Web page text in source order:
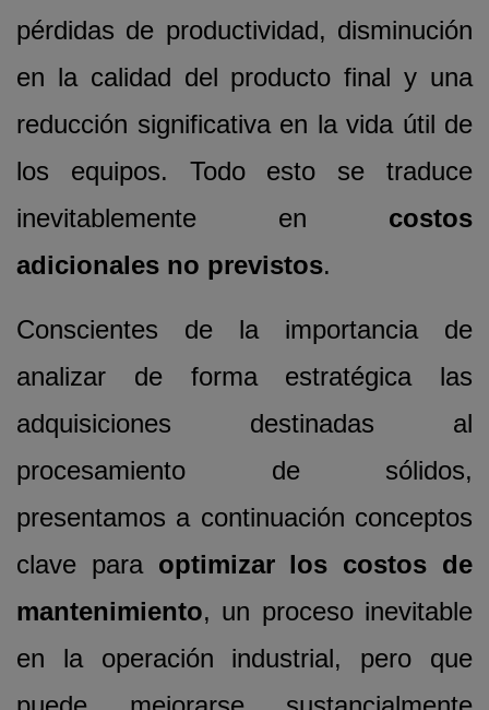
pérdidas de productividad, disminución
en la calidad del producto final y una
reducción significativa en la vida útil de
los equipos. Todo esto se traduce
inevitablemente en costos
adicionales no previstos.
Conscientes de la importancia de
analizar de forma estratégica las
adquisiciones destinadas al
procesamiento de sólidos,
presentamos a continuación conceptos
clave para optimizar los costos de
mantenimiento, un proceso inevitable
en la operación industrial, pero que